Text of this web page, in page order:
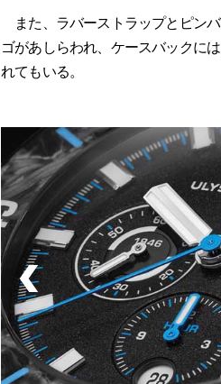
また、ラバーストラップとピン
ゴがあしらわれ、ケースバックに
れてもいる。